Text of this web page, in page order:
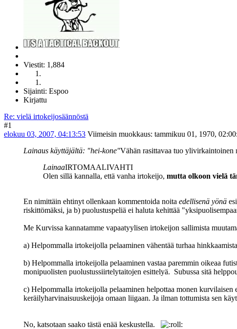
Viestit: 1,884
Sijainti: Espoo
Kirjattu
Re: vielä irtokeijosäännöstä
#1
elokuu 03, 2007, 04:13:53 Viimeisin muokkaus: tammikuu 01, 1970,
Lainaus käyttäjältä: "hei-kone"Vähän rasittavaa tuo
LainaaIRTOMAALIVAHTI
Olen sillä kannalla, että vanha irtokeijo, mutta olkoon vielä
En nimittäin ehtinyt ollenkaan kommentoida noita edellisenä yönä
riskittömäksi, ja b) puolustuspeliä ei haluta kehittää
Me Kurvissa kannatamme vapaatyylisen irtokeijon sallimista
a) Helpommalla irtokeijolla pelaaminen vähentää turhaa
b) Helpommalla irtokeijolla pelaaminen vastaa paremmin oikeaa
monipuolisten puolustussiirtelytaitojen esittelyä. Subussa sitä
c) Helpommalla irtokeijolla pelaaminen helpottaa monen
keräilyharvinaisuuskeijoja omaan liigaan. Ja ilman tottumista sen
No, katsotaan saako tästä enää keskustella.